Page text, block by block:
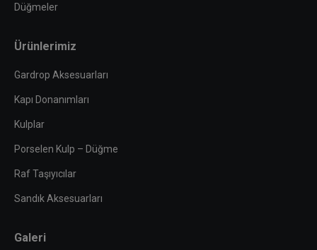
Düğmeler
Ürünlerimiz
Gardrop Aksesuarları
Kapı Donanımları
Kulplar
Porselen Kulp – Düğme
Raf Taşıyıcılar
Sandık Aksesuarları
Galeri